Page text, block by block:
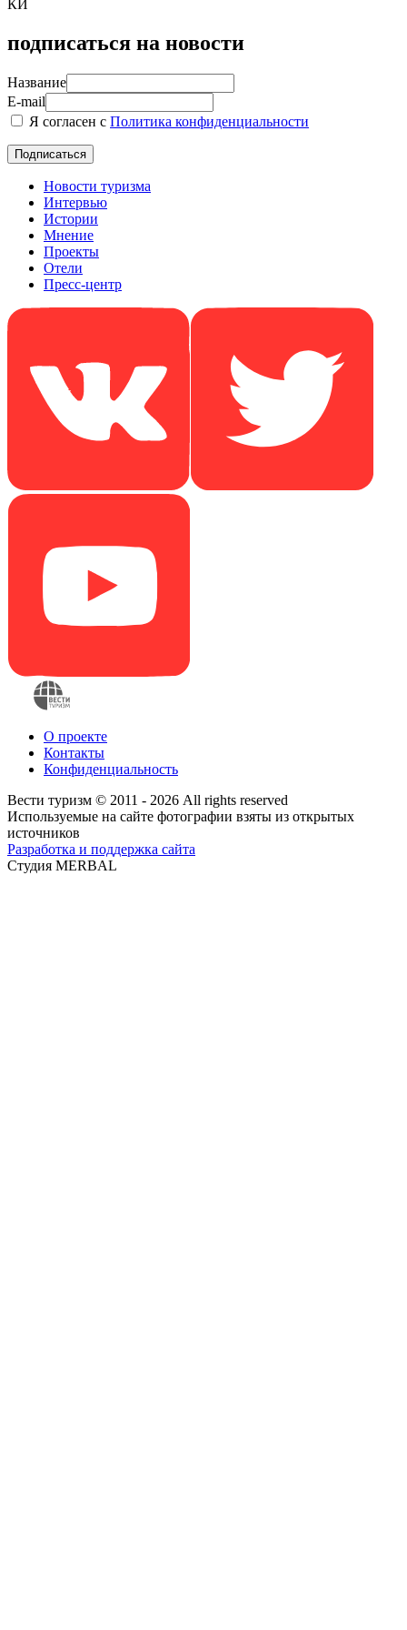
КИ
подписаться на новости
Название
E-mail
Я согласен с Политика конфиденциальности
Новости туризма
Интервью
Истории
Мнение
Проекты
Отели
Пресс-центр
О проекте
Контакты
Конфиденциальность
Вести туризм © 2011 - 2026 All rights reserved
Используемые на сайте фотографии взяты из открытых
источников
Разработка и поддержка сайта
Студия MERBAL